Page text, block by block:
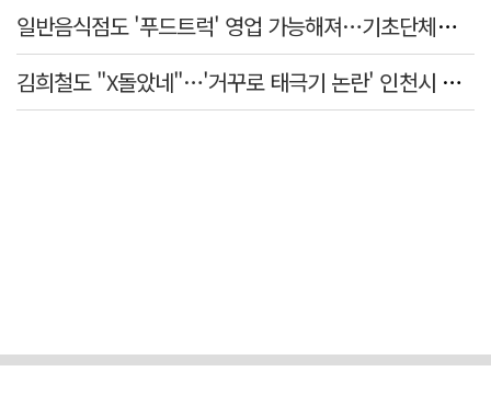
일반음식점도 '푸드트럭' 영업 가능해져…기초단체별 조례 개정 움직임
김희철도 "X돌았네"…'거꾸로 태극기 논란' 인천시 현수막, 이틀 만에 철거